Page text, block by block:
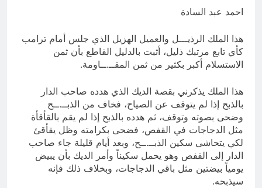
11 ساعة Ago
احمد عبد السادة
‏هذا الملك الرذيـــل والعميل الهزيل الذي جلس أمام ترامب
كأي تابع مرتبك ذليل، أثبت بالدليل القاطع بأن ثمن
الاستسلام أكبر بكثير من ثمن المقــ.ــاومة.
هذا الملك يذكرني بقصة الديك الذي هدده صاحب الدار
بالذبح إذا لم يتوقف عن الصياح، فخاف من الذبــ.ــح
وضحى بصوته وتوقف، ثم هدده بالذبح إذا لم يقم بالقأقأة
مثل الدجاجات في القفص، فضحى بكرامته وظل يقأقئ
لكي يتحاشى سكين الذبــ.ــح، وبعد أيام قليلة جاء صاحب
الدار إلى القفص وهو يحمل سكيناً وأمر الديك بأن يبيض
يومياً بيضتين مثل باقي الدجاجات، وبخلاف ذلك فإنه
سيذبحه.